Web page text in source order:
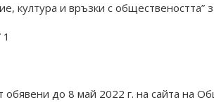
култура и връзки с обществеността”
до 8 май 2022 г. на сайта на